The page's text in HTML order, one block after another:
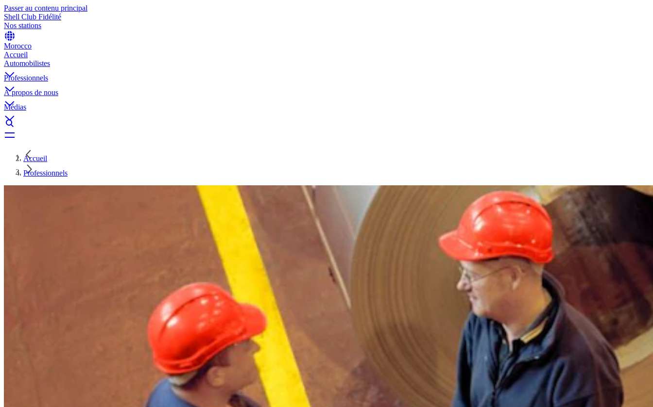
Passer au contenu principal
Shell Club Fidélité
Nos stations
Morocco
Accueil
Automobilistes
Professionnels
À propos de nous
Médias
Accueil
Professionnels